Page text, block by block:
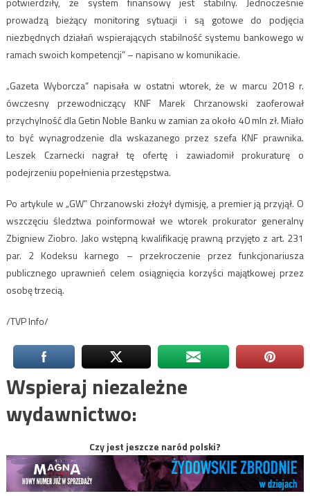
prowadzą bieżący monitoring sytuacji i są gotowe do podjęcia
niezbędnych działań wspierających stabilność systemu bankowego w
ramach swoich kompetencji” – napisano w komunikacie.
„Gazeta Wyborcza” napisała w ostatni wtorek, że w marcu 2018 r.
ówczesny przewodniczący KNF Marek Chrzanowski zaoferował
przychylność dla Getin Noble Banku w zamian za około 40 mln zł. Miało
to być wynagrodzenie dla wskazanego przez szefa KNF prawnika.
Leszek Czarnecki nagrał tę ofertę i zawiadomił prokuraturę o
podejrzeniu popełnienia przestępstwa.
Po artykule w „GW” Chrzanowski złożył dymisję, a premier ją przyjął. O
wszczęciu śledztwa poinformował we wtorek prokurator generalny
Zbigniew Ziobro. Jako wstępną kwalifikację prawną przyjęto z art. 231
par. 2 Kodeksu karnego – przekroczenie przez funkcjonariusza
publicznego uprawnień celem osiągnięcia korzyści majątkowej przez
osobę trzecią.
/TVP Info/
Wspieraj niezależne
wydawnictwo:
Czy jest jeszcze naród polski?